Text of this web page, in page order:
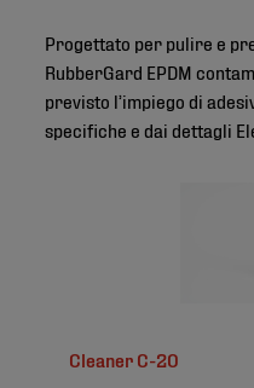
Progettato per pulire e
RubberGard EPDM
previsto l’impiego di
specifiche e dai dettagli
Cleaner C-20